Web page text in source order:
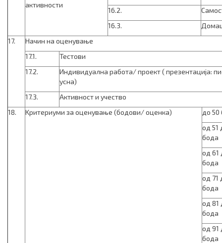
активности
16.2.
16.3.
17.
Начин на оценување
17.1.
Тестови
17.2.
Индивидуална работа/ проект ( презентација:
усна)
17.3.
Активност и учество
18.
Kритериуми за оценување (бодови/ оценка)
до 50
од 51
бода
од 61
бода
од 71
бода
од 81
бода
од 91
бода